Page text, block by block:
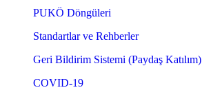
PUKÖ Döngüleri
Standartlar ve Rehberler
Geri Bildirim Sistemi (Paydaş Katılım)
COVID-19